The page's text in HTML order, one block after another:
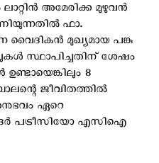
അമേരിക്ക മുഴുവന്‍
ഫാ.
വൈദികൻ മുഖ്യമായ പങ്കു
സ്ഥാപിച്ചതിന് ശേഷം
8
ജീവിതത്തില്‍
ഏറെ
പട്രീസിയോ എ‌സി‌ഐ